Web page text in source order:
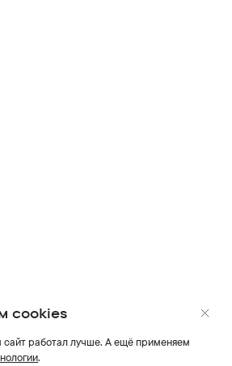
cookies
сайт работал лучше. А ещё применяем
.